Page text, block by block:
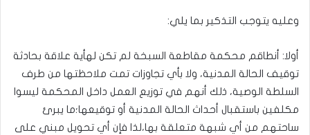
وعليه يتوجب التذكير بما يلي:
أولا: أنطاقم محكمة مقاطعة السبخة لم تكن لهأية علاقة بحادثة
توقيف الحالة المدنية، ولا بأي تجاوزات تمت ملاحظتها من طرف
السلطة الوصية، ذلك أنهم في توزيع العمل داخل المحكمة ليسوا
مكلفين باستقبال أحداث الحالة المدنية أو توقيعها؛ما يبرئ
ساحتهم من أي شبهة متعلقة بها،لذا فإن أي تحويل مبني على